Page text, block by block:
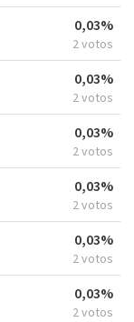
0,03%
2 votos
0,03%
2 votos
0,03%
2 votos
0,03%
2 votos
0,03%
2 votos
0,03%
2 votos